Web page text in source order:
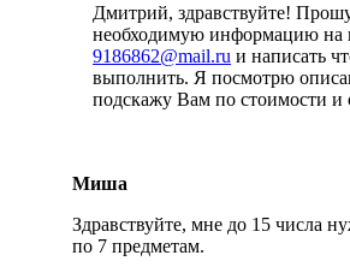
Дмитрий, здравствуйте!
необходимую информацию на
9186862@mail.ru и написать
выполнить. Я посмотрю
подскажу Вам по стоимости и
Миша
Здравствуйте, мне до 15 числа
по 7 предметам.